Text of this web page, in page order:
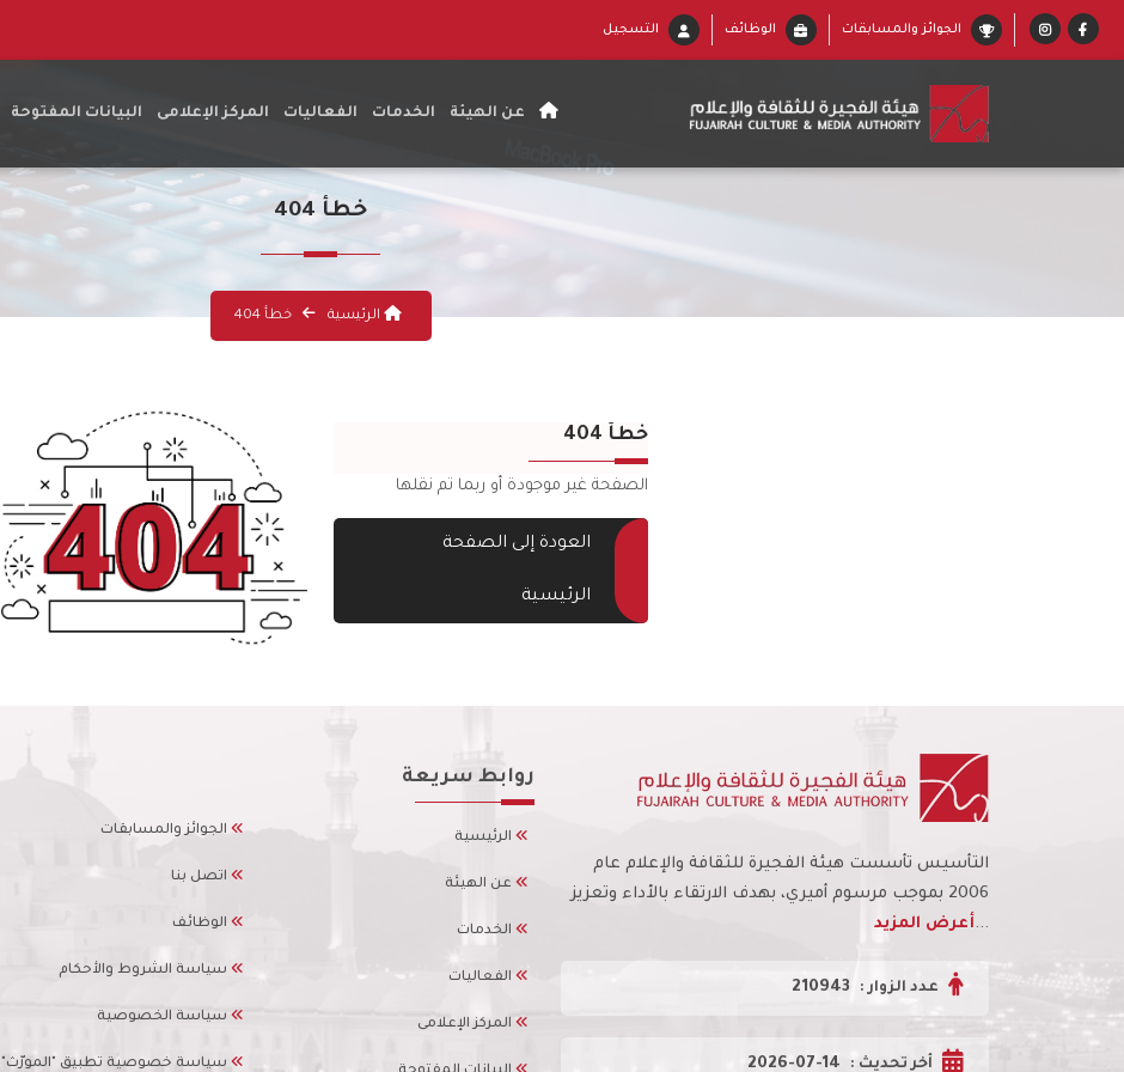
الجوائز والمسابقات الوظائف التسجيل
عن الهيئة الخدمات الفعاليات المركز الإعلامى البيانات المفتوحة
خطأ 404
الرئيسية خطأ 404
خطأ 404
الصفحة غير موجودة أو ربما تم نقلها
العودة إلى الصفحة
الرئيسية
التأسيس تأسست هيئة الفجيرة للثقافة والإعلام عام
2006 بموجب مرسوم أميري، بهدف الارتقاء بالأداء وتعزيز
... أعرض المزيد
عدد الزوار : 210943
أخر تحديث : 2026-07-14
روابط سريعة
الرئيسية
عن الهيئة
الخدمات
الفعاليات
المركز الإعلامى
الجوائز والمسابقات
اتصل بنا
الوظائف
سياسة الشروط والأحكام
سياسة الخصوصية
سياسة خصوصية تطبيق "المورّث"